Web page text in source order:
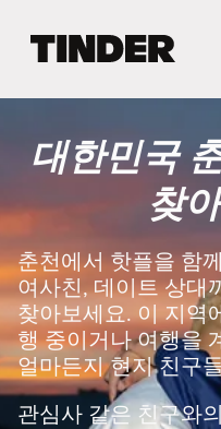
e
r
홈
대한민국
찾
춘천에서 핫플을 함
여사친, 데이트 상대
찾아보세요. 이 지역
행 중이거나 여행을
얼마든지 현지 친구
관심사 같은 친구와